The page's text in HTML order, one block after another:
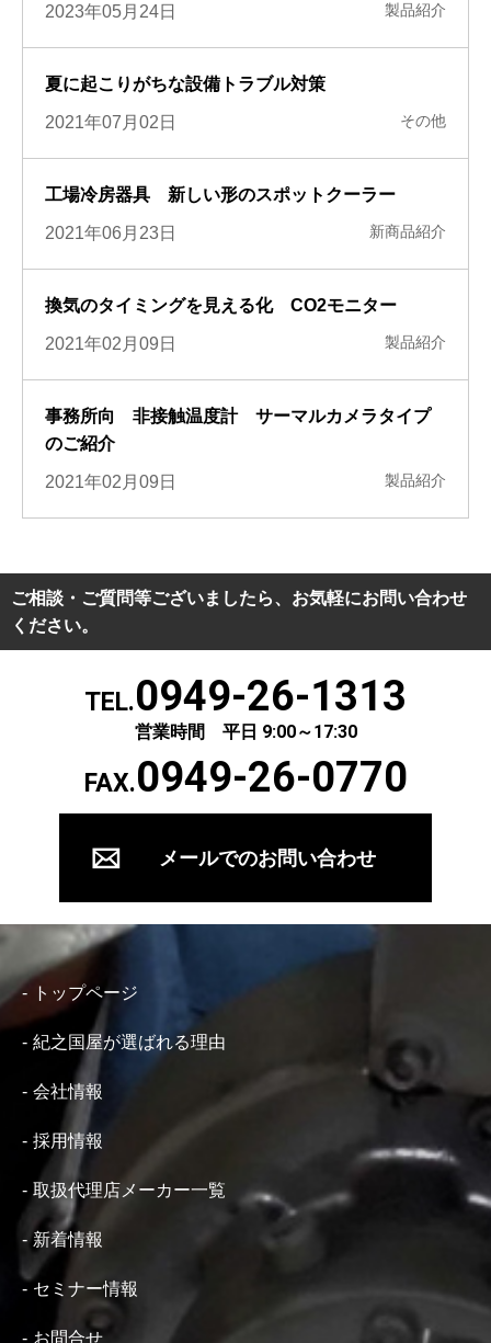
2023年05月24日 製品紹介
夏に起こりがちな設備トラブル対策
2021年07月02日 その他
工場冷房器具 新しい形のスポットクーラー
2021年06月23日 新商品紹介
換気のタイミングを見える化 CO2モニター
2021年02月09日 製品紹介
事務所向 非接触温度計 サーマルカメラタイプ
のご紹介
2021年02月09日 製品紹介
ご相談・ご質問等ございましたら、お気軽にお問い合わせ
ください。
TEL.0949-26-1313
営業時間 平日 9:00～17:30
FAX.0949-26-0770
メールでのお問い合わせ
トップページ
紀之国屋が選ばれる理由
会社情報
採用情報
取扱代理店メーカー一覧
新着情報
セミナー情報
お問合せ